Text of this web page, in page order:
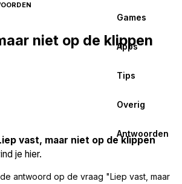
Games
Apps
Tips
Overig
Antwoorden
niet op de klippen
vast, maar niet op de klippen
je hier.
antwoord op de vraag "Liep vast, maar